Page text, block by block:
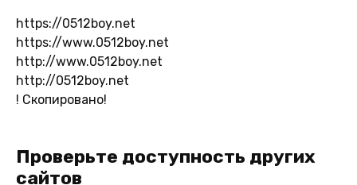
https://0512boy.net
https://www.0512boy.net
http://www.0512boy.net
http://0512boy.net
! Скопировано!
Проверьте доступность других
сайтов